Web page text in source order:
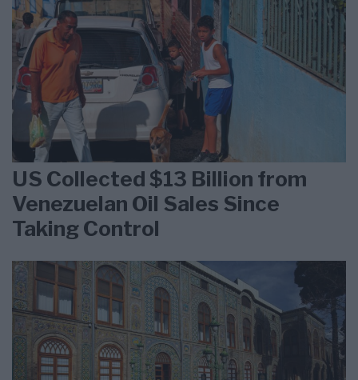
US Collected $13 Billion from
Venezuelan Oil Sales Since
Taking Control